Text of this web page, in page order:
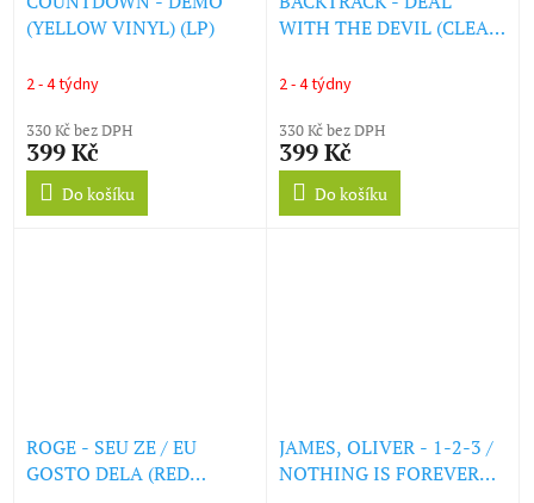
(YELLOW VINYL) (LP)
2 - 4 týdny
330 Kč bez DPH
399 Kč
Do košíku
WITH THE DEVIL (CLEAR
2 - 4 týdny
330 Kč bez DPH
399 Kč
Do košíku
ROGE - SEU ZE / EU
GOSTO DELA (RED
JAMES, OLIVER - 1-2-3 /
NOTHING IS FOREVER